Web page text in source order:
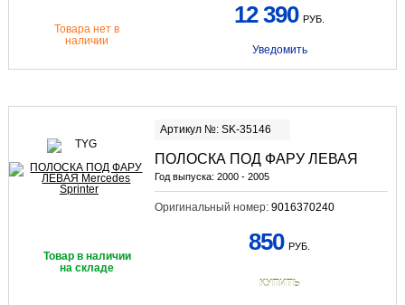
Товара нет в
наличии
12 390 РУБ.
Уведомить
Артикул №: SK-35146
ПОЛОСКА ПОД ФАРУ ЛЕВАЯ
Год выпуска: 2000 - 2005
Оригинальный номер: 9016370240
Товар в наличии
на складе
850 РУБ.
КУПИТЬ